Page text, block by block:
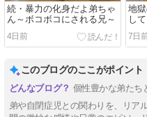
続・暴力の化身だよ弟ちゃ
ん～ボコボコにされる兄～
4日前
地
し
7日
このブログのここがポイント
個性豊かな弟たち
弟や自閉症児との関わりを、リア